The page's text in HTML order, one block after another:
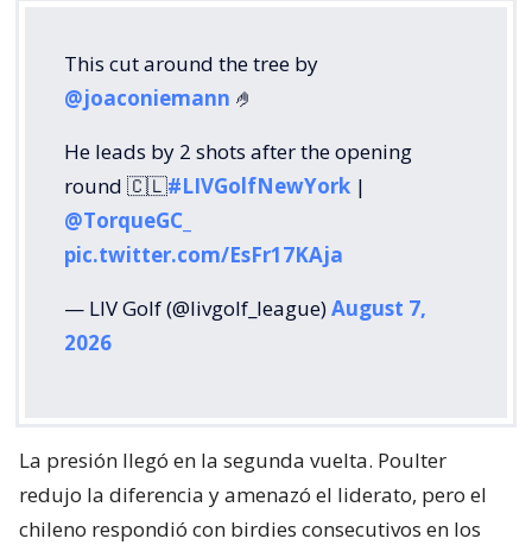
This cut around the tree by
@joaconiemann 🤌
He leads by 2 shots after the opening
round 🇨🇱#LIVGolfNewYork |
@TorqueGC_
pic.twitter.com/EsFr17KAja
— LIV Golf (@livgolf_league)August 7,
2026
La presión llegó en la segunda vuelta. Poulter
redujo la diferencia y amenazó el liderato, pero el
chileno respondió con birdies consecutivos en los